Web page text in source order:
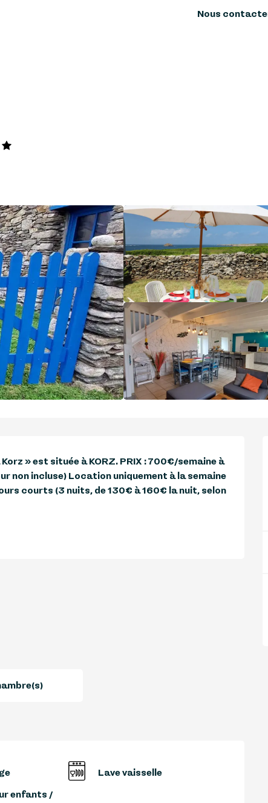
Nous
» est située à KORZ. PRIX : 700€/semaine à
non incluse) Location uniquement à la semaine
courts (3 nuits, de 130€ à 160€ la nuit, selon
Lave vaisselle
enfants /